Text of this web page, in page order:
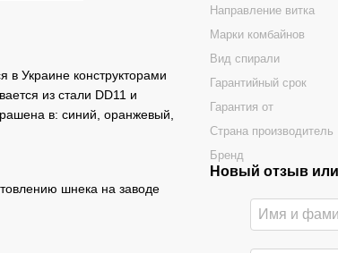
в Украине конструкторами
из стали DD11 и
в: синий, оранжевый,
шнека на заводе
Направление витка
Марки комбайнов
Вид спирали
Гарантийный срок
Гарантия от
Страна производитель
Бренд
Новый отзыв